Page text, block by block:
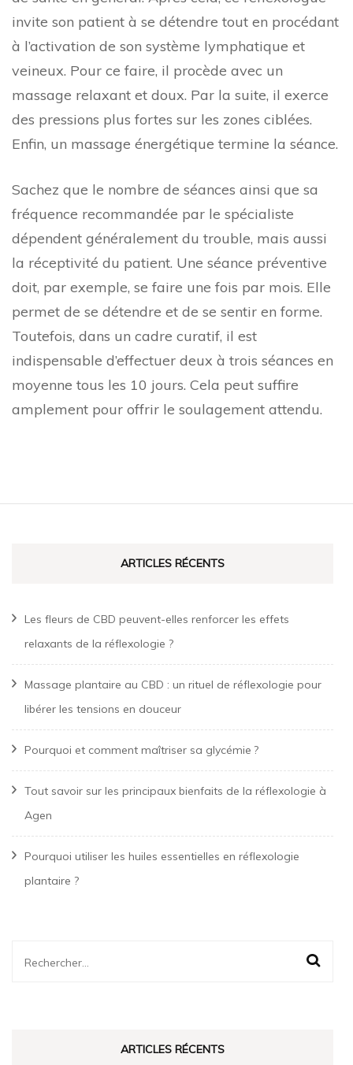
invite son patient à se détendre tout en procédant
à l’activation de son système lymphatique et
veineux. Pour ce faire, il procède avec un
massage relaxant et doux. Par la suite, il exerce
des pressions plus fortes sur les zones ciblées.
Enfin, un massage énergétique termine la séance.
Sachez que le nombre de séances ainsi que sa
fréquence recommandée par le spécialiste
dépendent généralement du trouble, mais aussi
la réceptivité du patient. Une séance préventive
doit, par exemple, se faire une fois par mois. Elle
permet de se détendre et de se sentir en forme.
Toutefois, dans un cadre curatif, il est
indispensable d’effectuer deux à trois séances en
moyenne tous les 10 jours. Cela peut suffire
amplement pour offrir le soulagement attendu.
ARTICLES RÉCENTS
Les fleurs de CBD peuvent-elles renforcer les effets
relaxants de la réflexologie ?
Massage plantaire au CBD : un rituel de réflexologie pour
libérer les tensions en douceur
Pourquoi et comment maîtriser sa glycémie ?
Tout savoir sur les principaux bienfaits de la réflexologie à
Agen
Pourquoi utiliser les huiles essentielles en réflexologie
plantaire ?
Rechercher :
ARTICLES RÉCENTS